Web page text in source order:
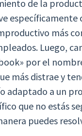
de la
específicamente
más
Luego,
por el
más distrae y
adaptado a un
que no estás
puedes